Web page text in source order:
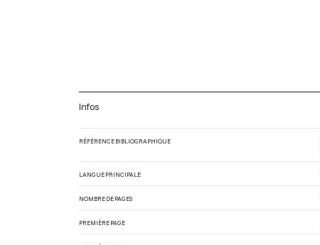
Infos
RÉFÉRENCE BIBLIOGRAPHIQUE
LANGUE PRINCIPALE
NOMBRE DE PAGES
PREMIÈRE PAGE